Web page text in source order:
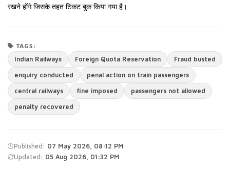
रखने होंगे जिसके तहत टिकट बुक किया गया है।
TAGS:
Indian Railways
Foreign Quota Reservation Fraud busted
enquiry conducted penal action on train passengers
central railways fine imposed passengers not allowed
penalty recovered
Published: 07 May 2026, 08:12 PM ·
Updated: 05 Aug 2026, 01:32 PM